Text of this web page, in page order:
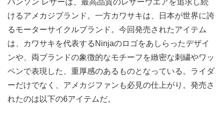
けるアメカジブランド。一方カワサキは、日本が世界に誇
るモーターサイクルブランド。今回発売されたアイテム
は、カワサキを代表するNinjaのロゴをあしらったデザイ
ンや、両ブランドの象徴的なモチーフを緻密な刺繍やワッ
ペンで表現した、重厚感のあるものとなっている。ライダ
ーだけでなく、アメカジファンも必見の仕上がり。発売さ
れたのは以下の6アイテムだ。